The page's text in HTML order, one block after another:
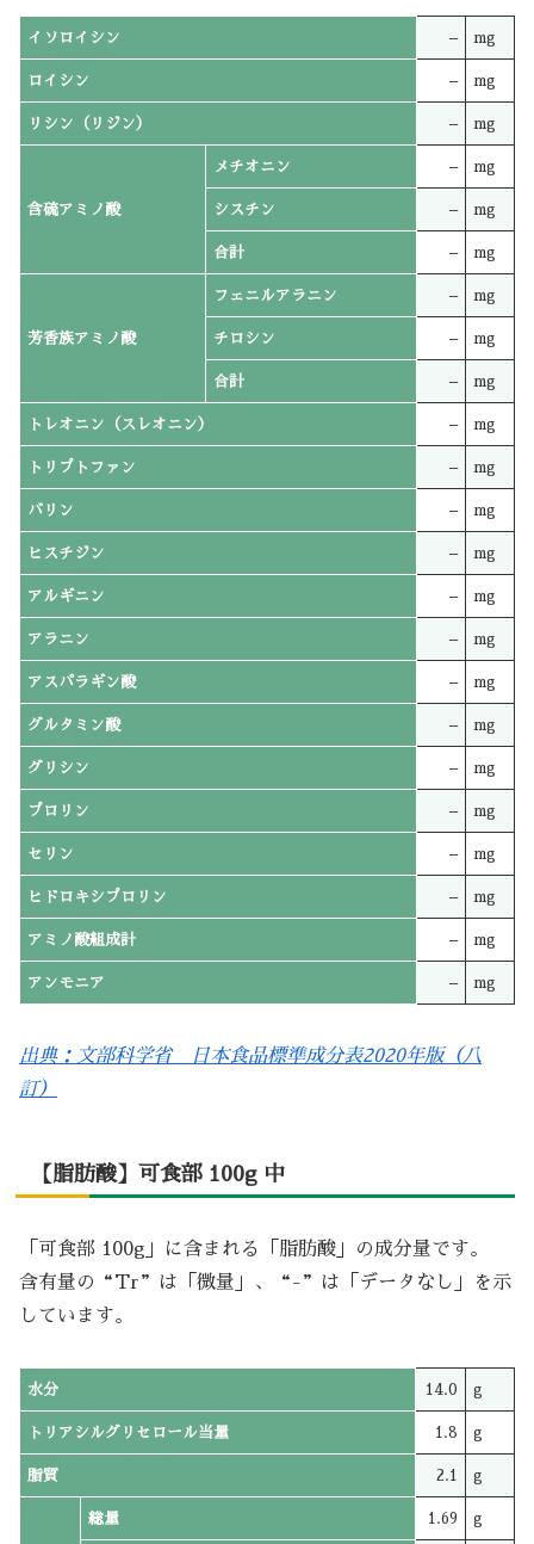
イソロイシン – mg
ロイシン – mg
リシン（リジン） – mg
含硫アミノ酸
メチオニン – mg
シスチン – mg
合計 – mg
芳香族アミノ酸
フェニルアラニン – mg
チロシン – mg
合計 – mg
トレオニン（スレオニン） – mg
トリプトファン – mg
バリン – mg
ヒスチジン – mg
アルギニン – mg
アラニン – mg
アスパラギン酸 – mg
グルタミン酸 – mg
グリシン – mg
プロリン – mg
セリン – mg
ヒドロキシプロリン – mg
アミノ酸組成計 – mg
アンモニア – mg
出典：文部科学省 日本食品標準成分表2020年版（八
訂）
【脂肪酸】可食部 100g 中
「可食部 100g」に含まれる「脂肪酸」の成分量です。
含有量の“Tr”は「微量」、“-”は「データなし」を示
しています。
水分 14.0 g
トリアシルグリセロール当量 1.8 g
脂質 2.1 g
総量 1.69 g